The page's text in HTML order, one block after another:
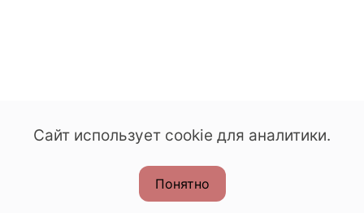
Сайт использует cookie для аналитики.
Понятно